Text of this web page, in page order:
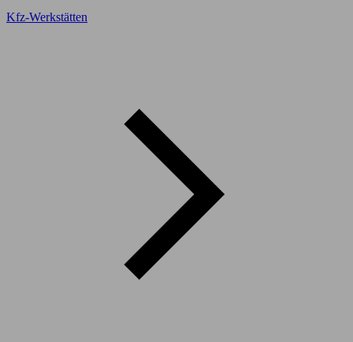
Kfz-Werkstätten